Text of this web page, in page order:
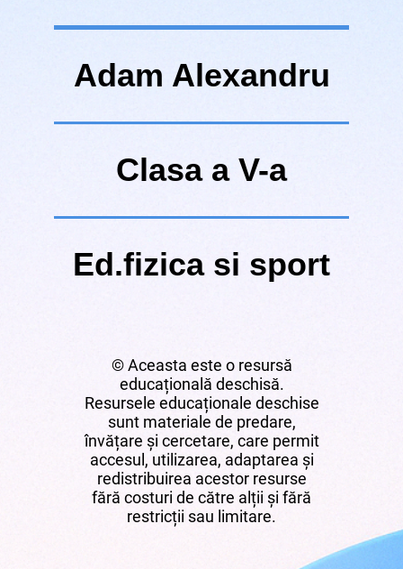
Adam Alexandru
Clasa a V-a
Ed.fizica si sport
© Aceasta este o resursă
educațională deschisă.
Resursele educaționale deschise
sunt materiale de predare,
învățare și cercetare, care permit
accesul, utilizarea, adaptarea și
redistribuirea acestor resurse
fără costuri de către alții și fără
restricții sau limitare.